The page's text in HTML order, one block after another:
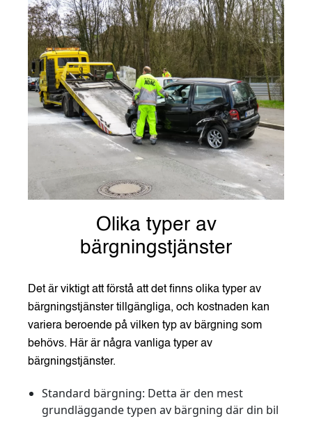
Olika typer av
bärgningstjänster
Det är viktigt att förstå att det finns olika typer av
bärgningstjänster tillgängliga, och kostnaden kan
variera beroende på vilken typ av bärgning som
behövs. Här är några vanliga typer av
bärgningstjänster.
Standard bärgning: Detta är den mest
grundläggande typen av bärgning där din bil